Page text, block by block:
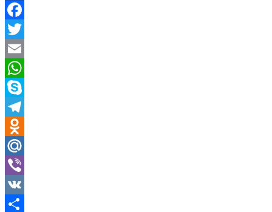
Facebook
Twitter
Email
WhatsApp
Skype
Telegram
Odnoklassniki
Mail.Ru
Viber
VK